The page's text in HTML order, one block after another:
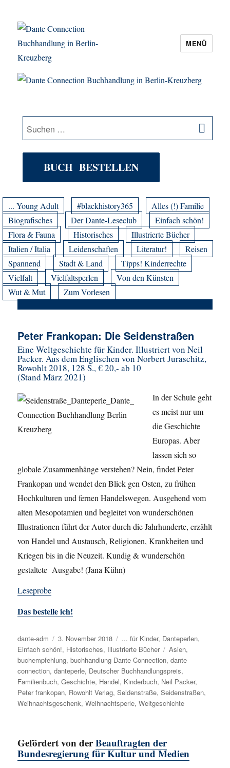
Dante Connection Buchhandlung in
MENÜ
Suche
nach:
BUCH BESTELLEN
... Young Adult #blackhistory365
Alles (!) Familie
Biografisches
Der Dante-Leseclub
Einfach schön!
Flora & Fauna
Historisches
Illustrierte Bücher
Italien / Italia
Leidenschaften Literatur!
Reisen
Spannend
Stadt & Land
Tipps! Kinderrechte
Vielfalt
Vielfaltsperlen
Von den Künsten
Wut & Mut
Zum Vorlesen
Peter Frankopan: Die Seidenstraßen
Eine Weltgeschichte für Kinder. Illustriert von Neil
Packer. Aus dem Englischen von Norbert Juraschitz,
Rowohlt 2018, 128 S., € 20,- ab 10
(Stand März 2021)
In der Schule geht
es meist nur um
die Geschichte
Europas. Aber
lassen sich so
globale Zusammenhänge verstehen? Nein, findet Peter
Frankopan und wendet den Blick gen Osten, zu frühen
Hochkulturen und fernen Handelswegen. Ausgehend vom
alten Mesopotamien und begleitet von wunderschönen
Illustrationen führt der Autor durch die Jahrhunderte, erzählt
von Handel und Austausch, Religionen, Krankheiten und
Kriegen bis in die Neuzeit. Kundig & wunderschön
gestaltete Ausgabe! (Jana Kühn)
Leseprobe
Das bestelle ich!
Autor
dante-adm
Veröffentlicht
am
3. November 2018 Kategorien
... für Kinder, Danteperlen,
Einfach schön!, Historisches, Illustrierte Bücher Schlagwörter
Asien,
buchempfehlung,buchhandlung Dante Connection,dante
connection,danteperle, Deutscher Buchhandlungspreis,
Familienbuch,Geschichte, Handel, Kinderbuch, Neil Packer,
Peter frankopan, Rowohlt Verlag,Seidenstraße,Seidenstraßen,
Weihnachtsgeschenk,Weihnachtsperle,Weltgeschichte
Gefördert von derBeauftragten der
Bundesregierung für Kultur und Medien